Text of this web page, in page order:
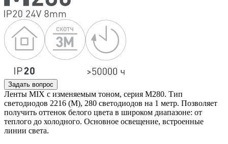
Задать вопрос
Ленты MIX с изменяемым тоном, серия M280. Тип
светодиодов 2216 (M), 280 светодиодов на 1 метр. Позволяет
получить оттенок белого цвета в широком диапазоне: от
теплого до холодного. Основное освещение, встроенные
линии света.